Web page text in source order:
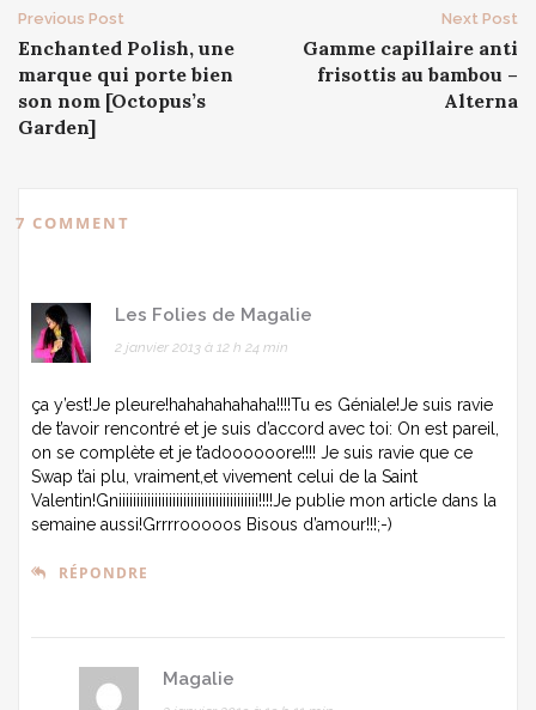
Post
navigation
Previous Post
Enchanted Polish, une
marque qui porte bien
son nom [Octopus’s
Garden]
Next Post
Gamme capillaire anti
frisottis au bambou –
Alterna
7 COMMENT
Les Folies de Magalie
2 janvier 2013 à 12 h 24 min
ça y’est!Je pleure!hahahahahaha!!!!Tu es Géniale!Je suis ravie
de t’avoir rencontré et je suis d’accord avec toi: On est pareil,
on se complète et je t’adoooooore!!!! Je suis ravie que ce
Swap t’ai plu, vraiment,et vivement celui de la Saint
Valentin!Gniiiiiiiiiiiiiiiiiiiiiiiiiiiiiiiiiiiiiii!!!!Je publie mon article dans la
semaine aussi!Grrrrooooos Bisous d’amour!!!;-)
RÉPONDRE
Magalie